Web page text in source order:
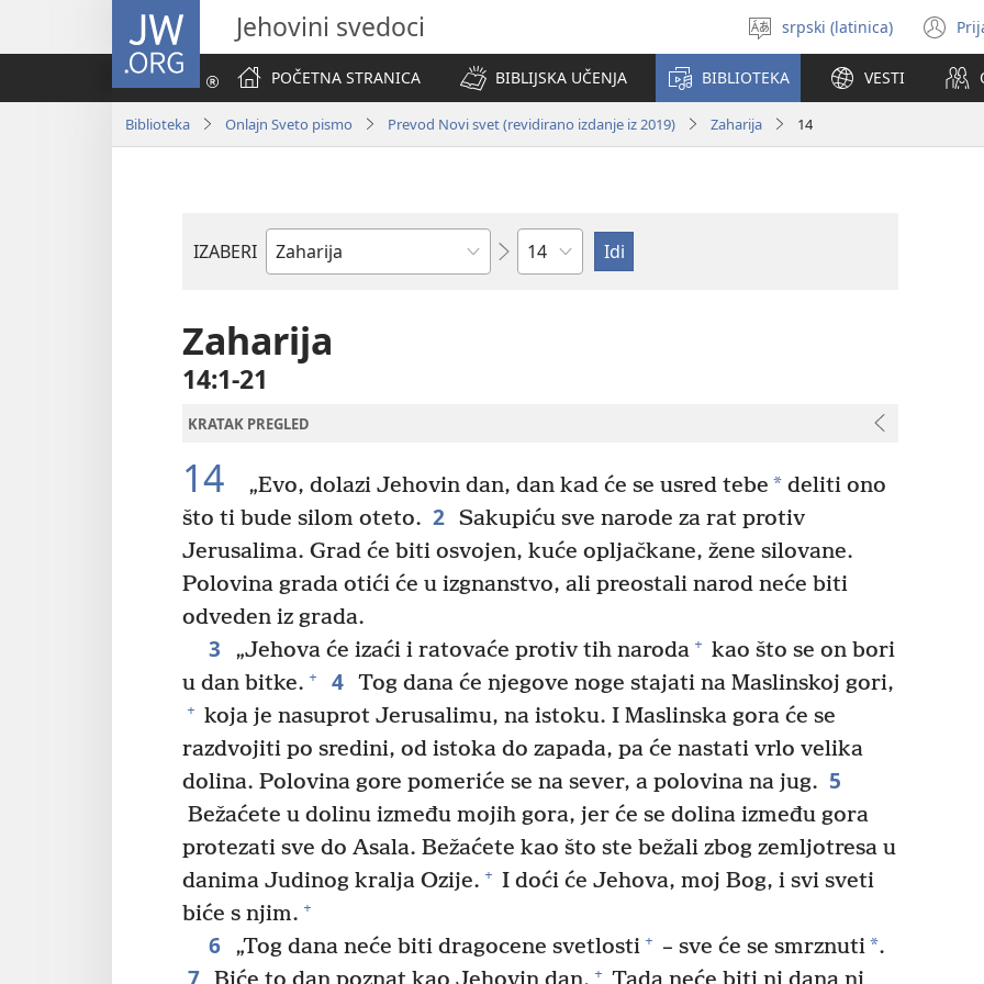
JW.ORG Jehovini svedoci
Izaberi
jezik
srpski (latinica)
POČETNA STRANICA
BIBLIJSKA UČENJA BIBLIOTEKA VESTI
Biblioteka Onlajn Sveto pismo Prevod Novi svet (revidirano izdanje iz 2019) Zaharija 14
IZABERI
Biblijska
Poglavlje
Zaharija
14:1-21
KRATAK PREGLED
14 „Evo, dolazi Jehovin dan, dan kad će se usred tebe * deliti ono
što ti bude silom oteto. 2 Sakupiću sve narode za rat protiv
Jerusalima. Grad će biti osvojen, kuće opljačkane, žene silovane.
Polovina grada otići će u izgnanstvo, ali preostali narod neće biti
odveden iz grada.
3 „Jehova će izaći i ratovaće protiv tih naroda + kao što se on bori
u dan bitke. + 4 Tog dana će njegove noge stajati na Maslinskoj gori,
+ koja je nasuprot Jerusalimu, na istoku. I Maslinska gora će se
razdvojiti po sredini, od istoka do zapada, pa će nastati vrlo velika
dolina. Polovina gore pomeriće se na sever, a polovina na jug. 5
Bežaćete u dolinu između mojih gora, jer će se dolina između gora
protezati sve do Asala. Bežaćete kao što ste bežali zbog zemljotresa u
danima Judinog kralja Ozije. + I doći će Jehova, moj Bog, i svi sveti
biće s njim. +
6 „Tog dana neće biti dragocene svetlosti + – sve će se smrznuti*.
7 +